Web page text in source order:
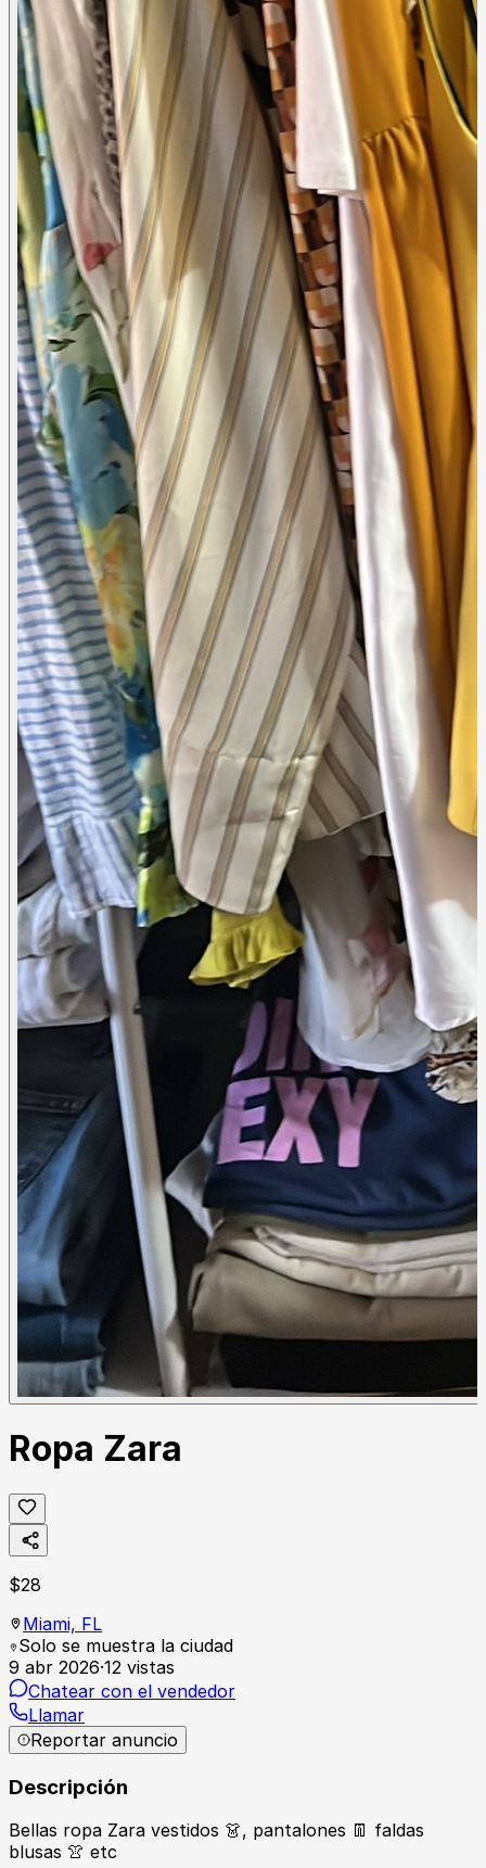
Ropa Zara
$28
Miami, FL
Solo se muestra la ciudad
9 abr 2026·12 vistas
Chatear con el vendedor
Llamar
Reportar anuncio
Descripción
Bellas ropa Zara vestidos 👗, pantalones 👖 faldas
blusas 👚 etc